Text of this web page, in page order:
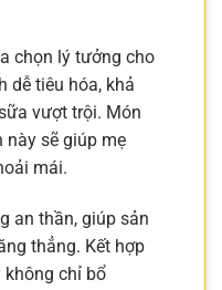
chọn lý tưởng cho
dễ tiêu hóa, khả
vượt trội. Món
này sẽ giúp mẹ
mái.
an thần, giúp sản
thẳng. Kết hợp
không chỉ bổ